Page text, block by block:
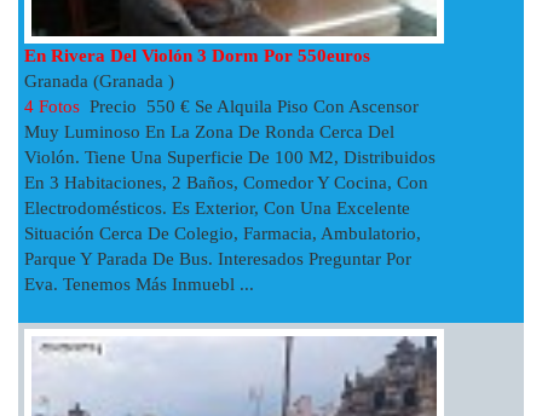
En Rivera Del Violón 3 Dorm Por 550euros
Granada (Granada )
4 Fotos Precio 550 € Se Alquila Piso Con Ascensor
Muy Luminoso En La Zona De Ronda Cerca Del
Violón. Tiene Una Superficie De 100 M2, Distribuidos
En 3 Habitaciones, 2 Baños, Comedor Y Cocina, Con
Electrodomésticos. Es Exterior, Con Una Excelente
Situación Cerca De Colegio, Farmacia, Ambulatorio,
Parque Y Parada De Bus. Interesados Preguntar Por
Eva. Tenemos Más Inmuebl ...